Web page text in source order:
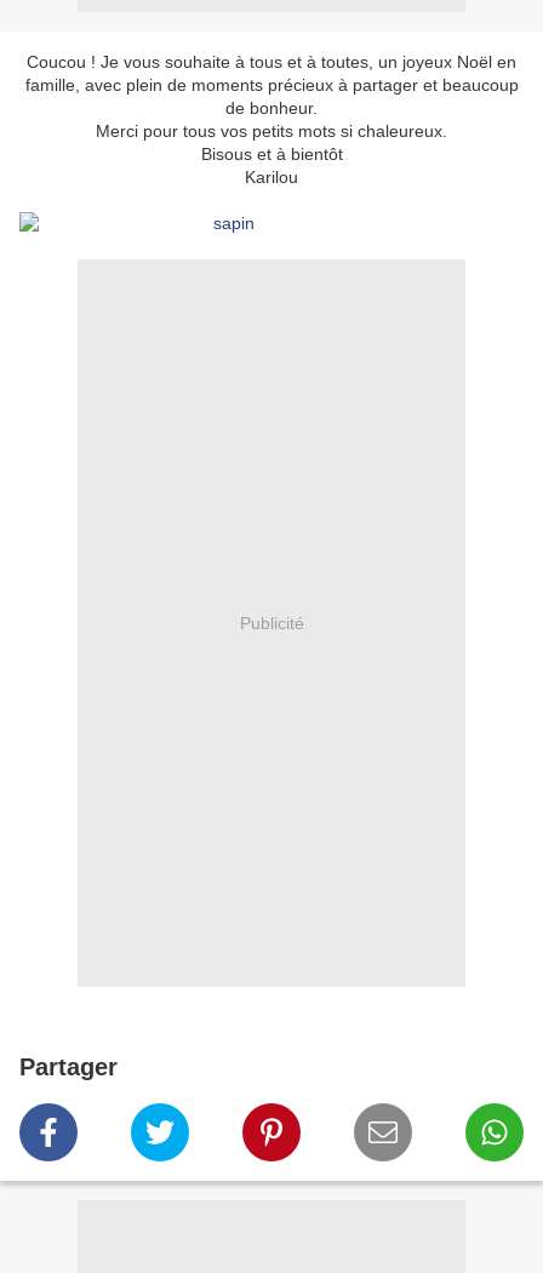
Coucou ! Je vous souhaite à tous et à toutes, un joyeux Noël en
famille, avec plein de moments précieux à partager et beaucoup
de bonheur.
Merci pour tous vos petits mots si chaleureux.
Bisous et à bientôt
Karilou
Publicité
Partager